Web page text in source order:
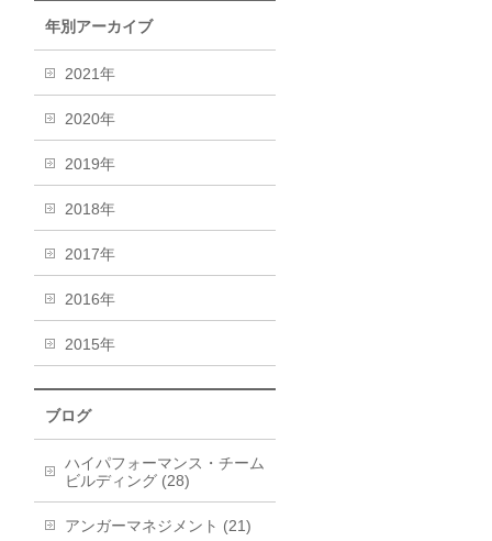
年別アーカイブ
2021年
2020年
2019年
2018年
2017年
2016年
2015年
ブログ
ハイパフォーマンス・チーム
ビルディング (28)
アンガーマネジメント (21)